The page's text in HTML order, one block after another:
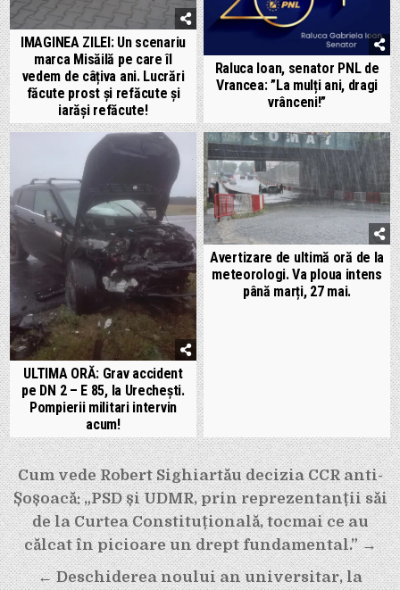
IMAGINEA ZILEI: Un scenariu
marca Misăilă pe care îl
vedem de câțiva ani. Lucrări
făcute prost și refăcute și
iarăși refăcute!
Raluca Ioan, senator PNL de
Vrancea: ”La mulți ani, dragi
vrânceni!”
ULTIMA ORĂ: Grav accident
pe DN 2 – E 85, la Urechești.
Pompierii militari intervin
acum!
Avertizare de ultimă oră de la
meteorologi. Va ploua intens
până marți, 27 mai.
Navigare
în
articole
Cum vede Robert Sighiartău decizia CCR anti-
Șoșoacă: „PSD și UDMR, prin reprezentanții săi
de la Curtea Constituțională, tocmai ce au
călcat în picioare un drept fundamental.” →
← Deschiderea noului an universitar, la